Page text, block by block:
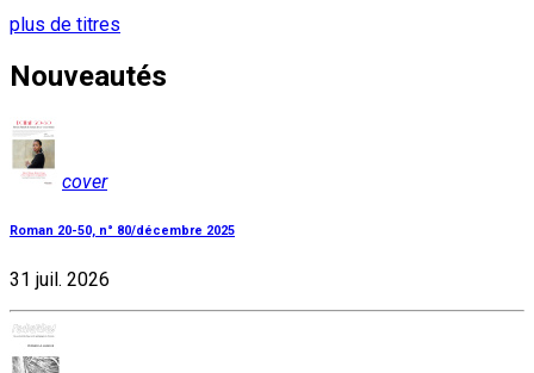
plus de titres
Nouveautés
cover
Roman 20-50, n° 80/décembre 2025
31 juil. 2026